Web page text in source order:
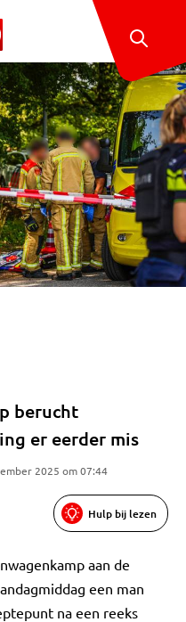
berucht
er eerder mis
2025 om 07:44
Hulp bij lezen
aan de
een man
na een reeks